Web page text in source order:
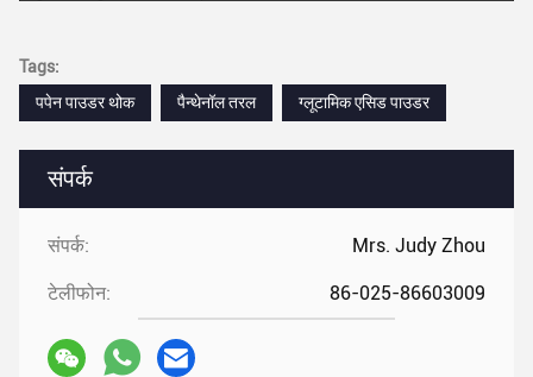
संपर्क
संपर्क: Mrs. Judy Zhou
टेलीफोन: 86-025-86603009
Tags:
पपेन पाउडर थोक
पैन्थेनॉल तरल ग्लूटामिक एसिड पाउडर